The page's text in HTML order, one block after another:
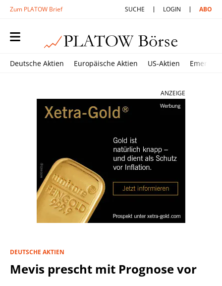
Zum PLATOW Brief SUCHE LOGIN ABO
Deutsche Aktien Europäische Aktien US-Aktien
ANZEIGE
DEUTSCHE AKTIEN
Mevis prescht mit Prognose vor